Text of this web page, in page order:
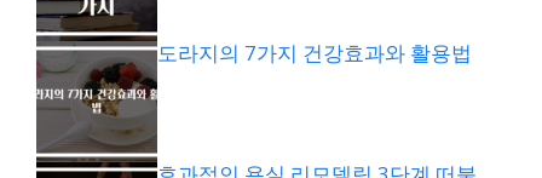
도라지의 7가지 건강효과와 활용법